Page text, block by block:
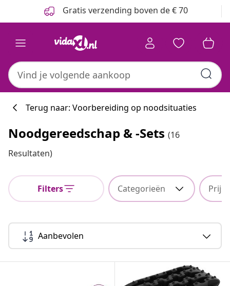
Gratis verzending boven de € 70
Terug naar: Voorbereiding op noodsituaties
Noodgereedschap & -sets (16
Resultaten)
Filters Categorieën Prijs
Aanbevolen